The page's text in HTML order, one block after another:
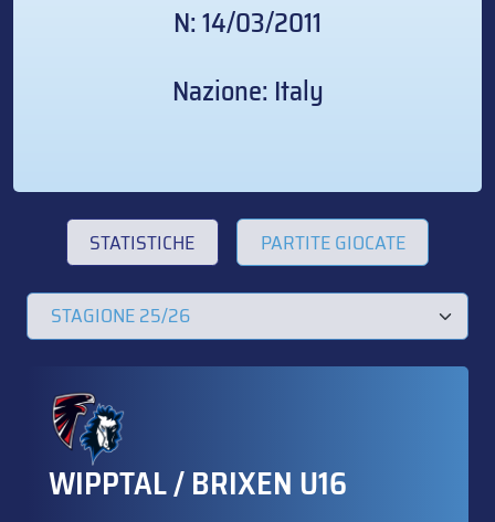
N: 14/03/2011
Nazione: Italy
STATISTICHE PARTITE GIOCATE
WIPPTAL / BRIXEN U16